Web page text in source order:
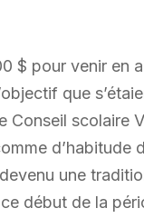
$ pour venir en
que
Conseil scolaire
une
début de la